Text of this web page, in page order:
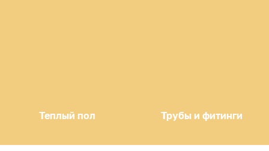
Теплый пол Трубы и фитинги